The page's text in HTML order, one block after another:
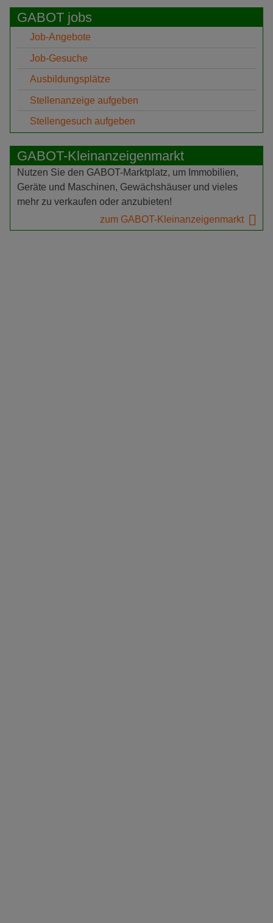
GABOT jobs
Job-Angebote
Job-Gesuche
Ausbildungsplätze
Stellenanzeige aufgeben
Stellengesuch aufgeben
GABOT-Kleinanzeigenmarkt
Nutzen Sie den GABOT-Marktplatz, um Immobilien,
Geräte und Maschinen, Gewächshäuser und vieles
mehr zu verkaufen oder anzubieten!
zum GABOT-Kleinanzeigenmarkt